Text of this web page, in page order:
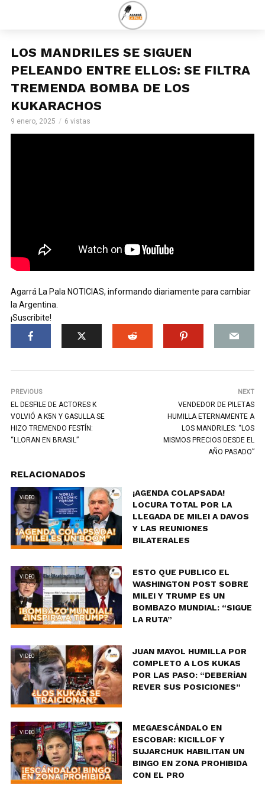
LOS MANDRILES SE SIGUEN
PELEANDO ENTRE ELLOS: SE FILTRA
TREMENDA BOMBA DE LOS
KUKARACHOS
9 enero, 2025 6 vistas
Agarrá La Pala NOTICIAS, informando diariamente para cambiar
la Argentina.
¡Suscribite!
PREVIOUS
EL DESFILE DE ACTORES K
VOLVIÓ A K5N Y GASULLA SE
HIZO TREMENDO FESTÍN:
“LLORAN EN BRASIL”
NEXT
VENDEDOR DE PILETAS
HUMILLA ETERNAMENTE A
LOS MANDRILES: “LOS
MISMOS PRECIOS DESDE EL
AÑO PASADO”
RELACIONADOS
VIDEO
¡AGENDA COLAPSADA!
LOCURA TOTAL POR LA
LLEGADA DE MILEI A DAVOS
Y LAS REUNIONES
BILATERALES
VIDEO
ESTO QUE PUBLICO EL
WASHINGTON POST SOBRE
MILEI Y TRUMP ES UN
BOMBAZO MUNDIAL: “SIGUE
LA RUTA”
VIDEO
JUAN MAYOL HUMILLA POR
COMPLETO A LOS KUKAS
POR LAS PASO: “DEBERÍAN
REVER SUS POSICIONES”
VIDEO
MEGAESCÁNDALO EN
ESCOBAR: KICILLOF Y
SUJARCHUK HABILITAN UN
BINGO EN ZONA PROHIBIDA
CON EL PRO